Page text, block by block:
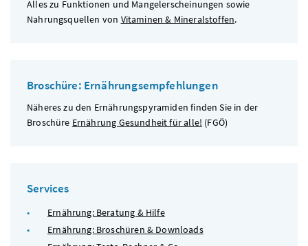
Alles zu Funktionen und Mangelerscheinungen sowie
Nahrungsquellen von Vitaminen & Mineralstoffen.
Broschüre: Ernährungsempfehlungen
Näheres zu den Ernährungspyramiden finden Sie in der
Broschüre Ernährung Gesundheit für alle! (FGÖ)
Services
Ernährung: Beratung & Hilfe
Ernährung: Broschüren & Downloads